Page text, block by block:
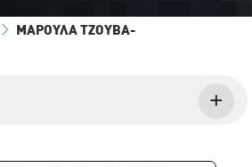
ΜΑΡΟΎΛΑ ΤΖΟΎΒΑ-